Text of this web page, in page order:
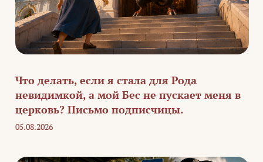
Что делать, если я стала для Рода
невидимкой, а мой Бес не пускает меня в
церковь? Письмо подписчицы.
05.08.2026